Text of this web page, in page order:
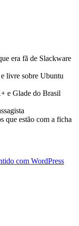
era fã de Slackware
livre sobre Ubuntu
e Glade do Brasil
que estão com a ficha
com WordPress